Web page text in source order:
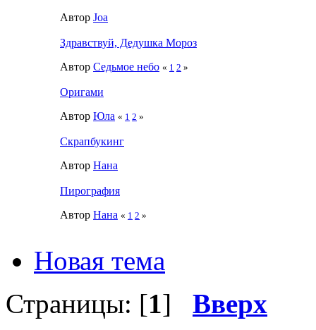
Автор Joa
Здравствуй, Дедушка Мороз
Автор Седьмое небо « 1 2 »
Оригами
Автор Юла « 1 2 »
Скрапбукинг
Автор Нана
Пирография
Автор Нана « 1 2 »
Новая тема
Страницы: [1] Вверх